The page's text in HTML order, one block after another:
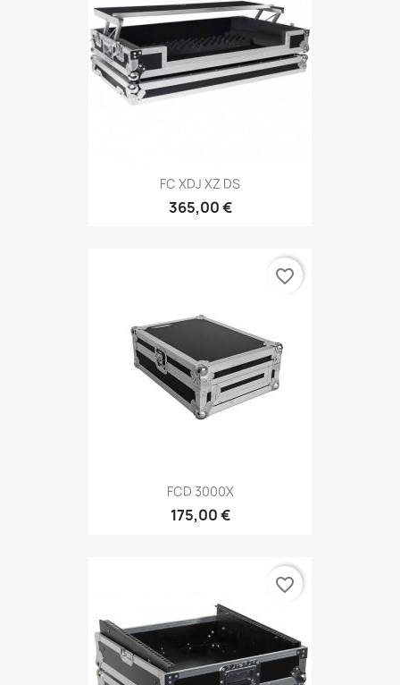
FC XDJ XZ DS
365,00 €
FCD 3000X
175,00 €
favorite_border
favorite_border